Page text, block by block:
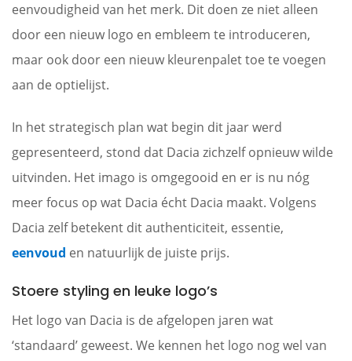
eenvoudigheid van het merk. Dit doen ze niet alleen
door een nieuw logo en embleem te introduceren,
maar ook door een nieuw kleurenpalet toe te voegen
aan de optielijst.
In het strategisch plan wat begin dit jaar werd
gepresenteerd, stond dat Dacia zichzelf opnieuw wilde
uitvinden. Het imago is omgegooid en er is nu nóg
meer focus op wat Dacia écht Dacia maakt. Volgens
Dacia zelf betekent dit authenticiteit, essentie,
eenvoud en natuurlijk de juiste prijs.
Stoere styling en leuke logo’s
Het logo van Dacia is de afgelopen jaren wat
‘standaard’ geweest. We kennen het logo nog wel van